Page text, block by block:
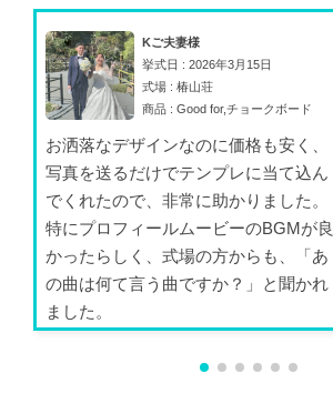
Kご夫妻様
挙式日 : 2026年3月15日
式場 : 椿山荘
商品 : Good for,チョークボード
お洒落なデザインなのに価格も安く、
写真を送るだけでテンプレに当て込ん
でくれたので、非常に助かりました。
特にプロフィールムービーのBGMが良
かったらしく、式場の方からも、「あ
の曲は何て言う曲ですか？」と聞かれ
ました。